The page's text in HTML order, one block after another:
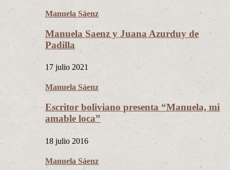
Manuela Sáenz
Manuela Saenz y Juana Azurduy de
Padilla
17 julio 2021
Manuela Sáenz
Escritor boliviano presenta “Manuela, mi
amable loca”
18 julio 2016
Manuela Sáenz